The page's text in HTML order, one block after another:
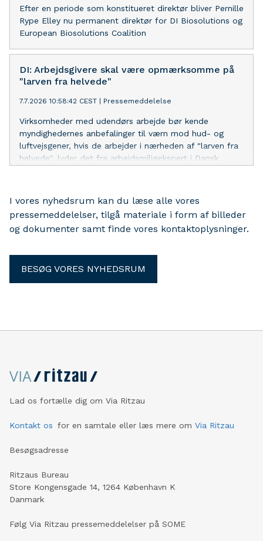
Efter en periode som konstitueret direktør bliver Pernille
Rype Elley nu permanent direktør for DI Biosolutions og
European Biosolutions Coalition
DI: Arbejdsgivere skal være opmærksomme på
"larven fra helvede"
7.7.2026 10:58:42 CEST Pressemeddelelse
Virksomheder med udendørs arbejde bør kende
myndighedernes anbefalinger til værn mod hud- og
luftvejsgener, hvis de arbejder i nærheden af "larven fra
helvede", lyder det fra arbejdsmiljøekspert i Dansk
I vores nyhedsrum kan du læse alle vores
pressemeddelelser, tilgå materiale i form af billeder
og dokumenter samt finde vores kontaktoplysninger.
BESØG VORES NYHEDSRUM
Lad os fortælle dig om Via Ritzau
Kontakt os for en samtale eller læs mere om Via Ritzau
Besøgsadresse
Ritzaus Bureau
Store Kongensgade 14, 1264 København K
Danmark
Følg Via Ritzau pressemeddelelser på SOME